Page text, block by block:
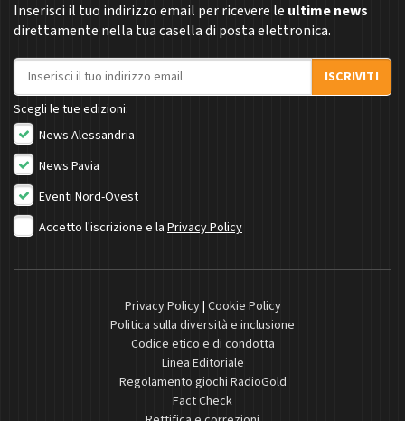
Inserisci il tuo indirizzo email per ricevere le ultime news
direttamente nella tua casella di posta elettronica.
Indirizzo email
ISCRIVITI
Scegli le tue edizioni:
News Alessandria
News Pavia
Eventi Nord-Ovest
Accetto l'iscrizione e la Privacy Policy
Privacy Policy| Cookie Policy
Politica sulla diversità e inclusione
Codice etico e di condotta
Linea Editoriale
Regolamento giochi RadioGold
Fact Check